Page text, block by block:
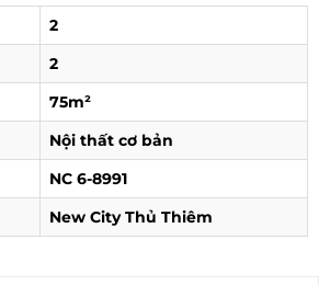
2
2
75m²
Nội thất cơ bản
NC 6-8991
New City Thủ Thiêm